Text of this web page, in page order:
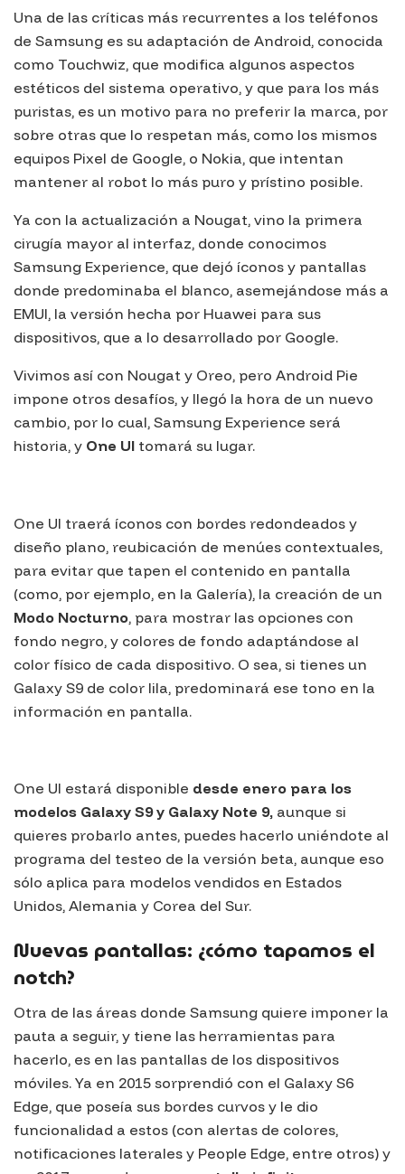
Una de las críticas más recurrentes a los teléfonos
de Samsung es su adaptación de Android, conocida
como Touchwiz, que modifica algunos aspectos
estéticos del sistema operativo, y que para los más
puristas, es un motivo para no preferir la marca, por
sobre otras que lo respetan más, como los mismos
equipos Pixel de Google, o Nokia, que intentan
mantener al robot lo más puro y prístino posible.
Ya con la actualización a Nougat, vino la primera
cirugía mayor al interfaz, donde conocimos
Samsung Experience, que dejó íconos y pantallas
donde predominaba el blanco, asemejándose más a
EMUI, la versión hecha por Huawei para sus
dispositivos, que a lo desarrollado por Google.
Vivimos así con Nougat y Oreo, pero Android Pie
impone otros desafíos, y llegó la hora de un nuevo
cambio, por lo cual, Samsung Experience será
historia, y One UI tomará su lugar.
One UI traerá íconos con bordes redondeados y
diseño plano, reubicación de menúes contextuales,
para evitar que tapen el contenido en pantalla
(como, por ejemplo, en la Galería), la creación de un
Modo Nocturno, para mostrar las opciones con
fondo negro, y colores de fondo adaptándose al
color físico de cada dispositivo. O sea, si tienes un
Galaxy S9 de color lila, predominará ese tono en la
información en pantalla.
One UI estará disponible desde enero para los
modelos Galaxy S9 y Galaxy Note 9, aunque si
quieres probarlo antes, puedes hacerlo uniéndote al
programa del testeo de la versión beta, aunque eso
sólo aplica para modelos vendidos en Estados
Unidos, Alemania y Corea del Sur.
Nuevas pantallas: ¿cómo tapamos el
notch?
Otra de las áreas donde Samsung quiere imponer la
pauta a seguir, y tiene las herramientas para
hacerlo, es en las pantallas de los dispositivos
móviles. Ya en 2015 sorprendió con el Galaxy S6
Edge, que poseía sus bordes curvos y le dio
funcionalidad a estos (con alertas de colores,
notificaciones laterales y People Edge, entre otros) y